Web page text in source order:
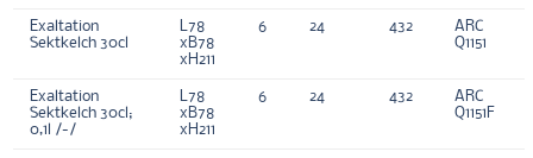
Exaltation
Sektkelch 30cl
L78
xB78
xH211
6 24 432
ARC
Q1151
Exaltation
Sektkelch 30cl;
0,1l /-/
L78
xB78
xH211
6 24 432
ARC
Q1151F